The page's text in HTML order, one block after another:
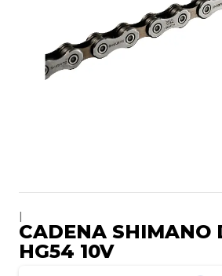
CADENA SHIMANO
HG54 10V